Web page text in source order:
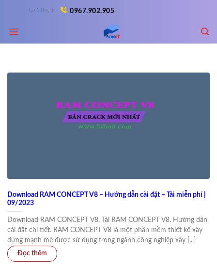
content
Giới thiệu 0967.902.905
Download RAM CONCEPT V8 – Hướng dẫn cài đặt – Tải miễn phí |
09/2023
Download RAM CONCEPT V8. Tải RAM CONCEPT V8. Hướng dẫn
cài đặt chi tiết. RAM CONCEPT V8 là một phần mềm thiết kế xây
dựng mạnh mẽ được sử dụng trong ngành công nghiệp xây [...]